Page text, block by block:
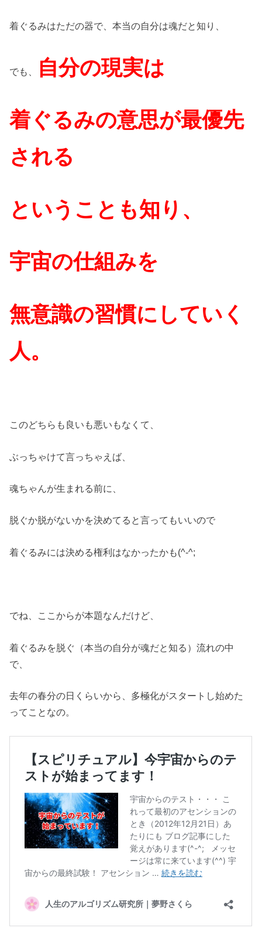
着ぐるみはただの器で、本当の自分は魂だと知り、
でも、 自分の現実は
着ぐるみの意思が最優先
される
ということも知り、
宇宙の仕組みを
無意識の習慣にしていく
人。
このどちらも良いも悪いもなくて、
ぶっちゃけて言っちゃえば、
魂ちゃんが生まれる前に、
脱ぐか脱がないかを決めてると言ってもいいので
着ぐるみには決める権利はなかったかも(^-^;
でね、ここからが本題なんだけど、
着ぐるみを脱ぐ（本当の自分が魂だと知る）流れの中
で、
去年の春分の日くらいから、多極化がスタートし始めた
ってことなの。